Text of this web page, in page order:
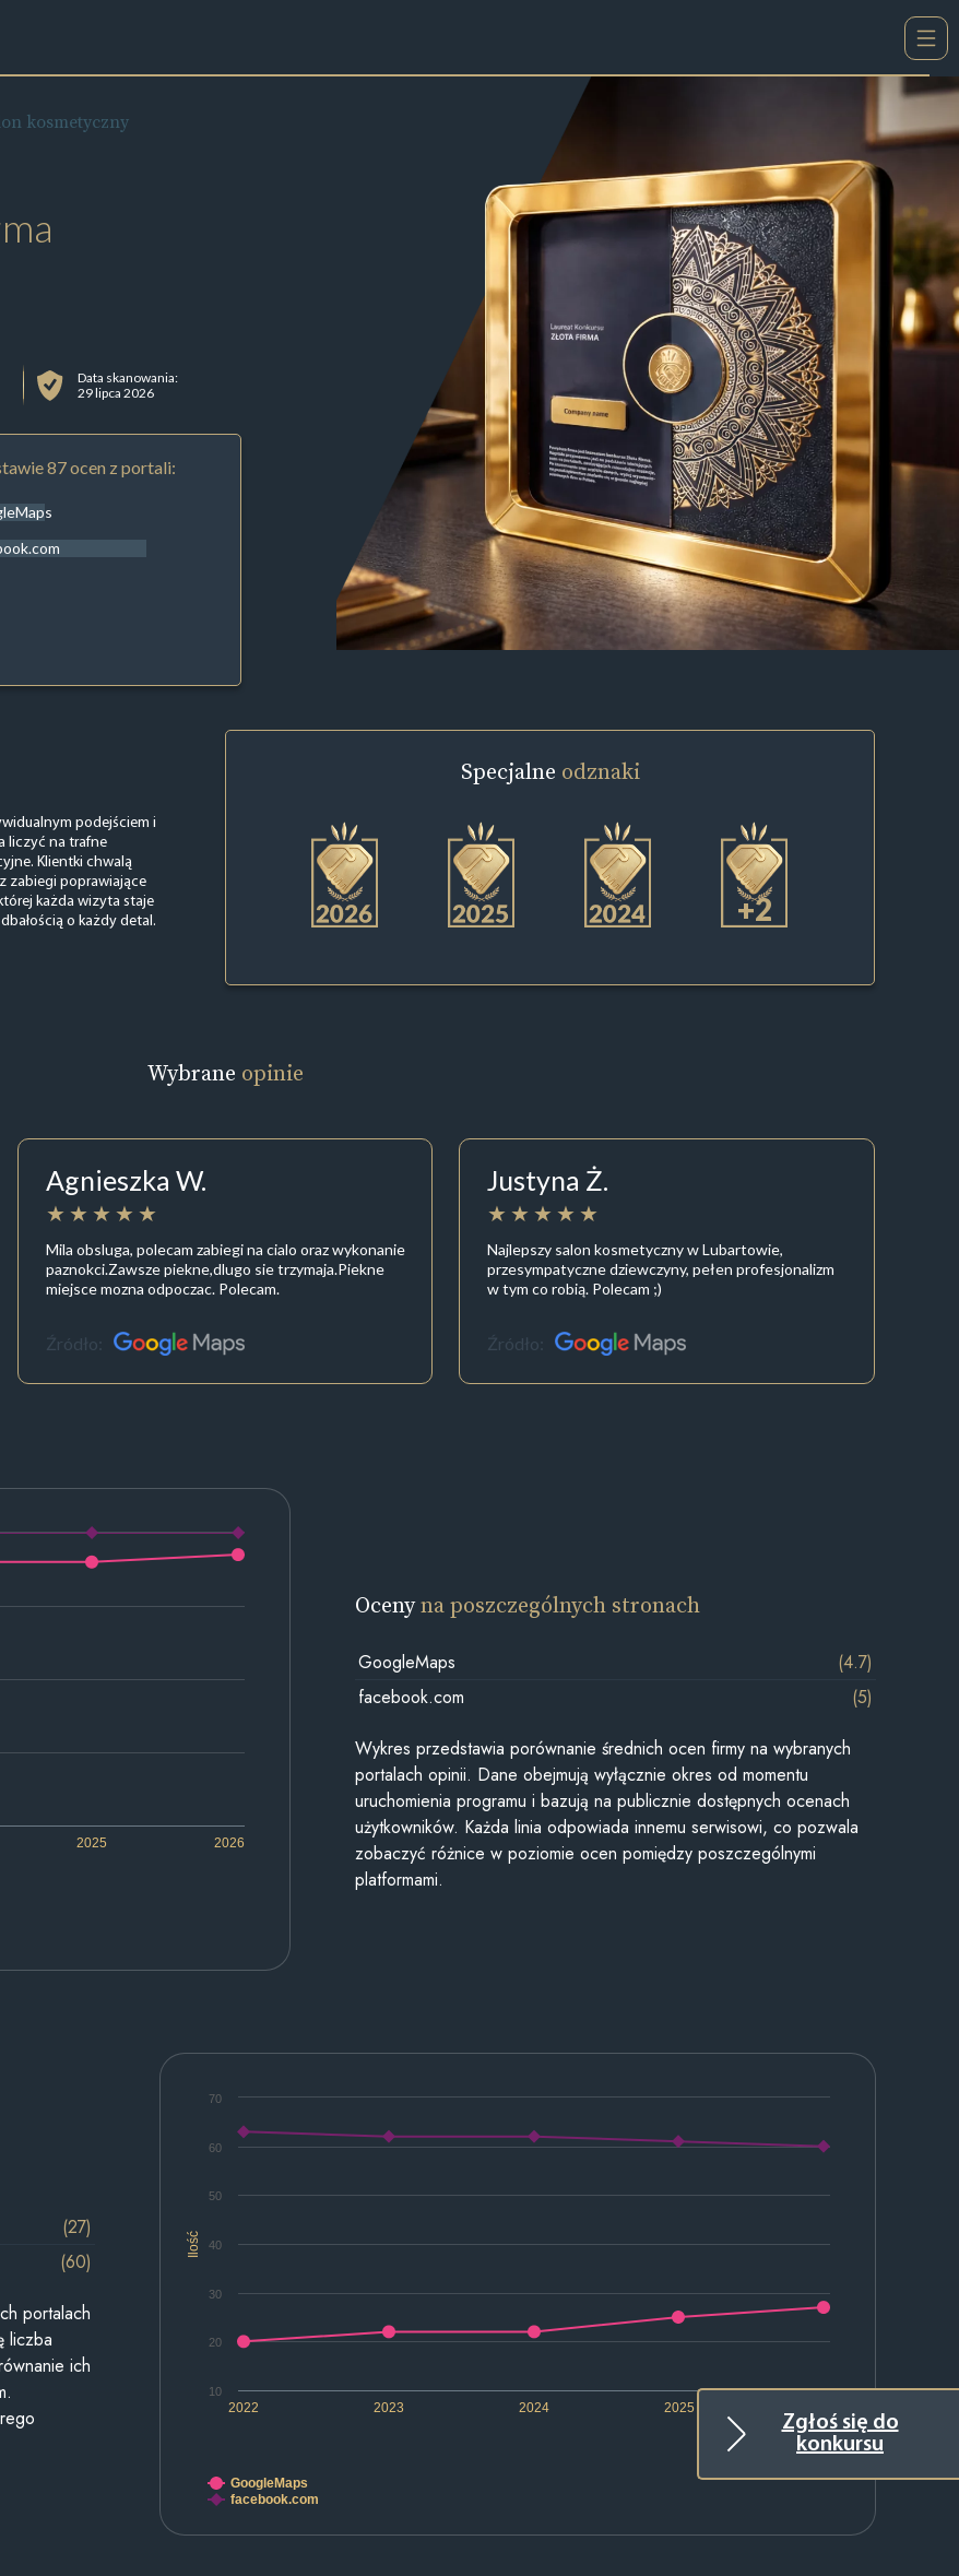
Zgłoś się do
konkursu
kosmetyczny
Data skanowania:
29 lipca 2026
87 ocen z portali:
podejściem i
liczyć na trafne
Klientki chwalą
zabiegi poprawiające
każda wizyta staje
o każdy detal.
Specjalne odznaki
+2
Wybrane opinie
Agnieszka W.
Mila obsluga, polecam zabiegi na cialo oraz wykonanie
paznokci.Zawsze piekne,dlugo sie trzymaja.Piekne
miejsce mozna odpoczac. Polecam.
Źródło:
Justyna Ż.
Najlepszy salon kosmetyczny w Lubartowie,
przesympatyczne dziewczyny, pełen profesjonalizm
w tym co robią. Polecam ;)
Źródło:
2025 2026
Ocenyna poszczególnych stronach
GoogleMaps
(4.7)
facebook.com
(5)
Wykres przedstawia porównanie średnich ocen firmy na wybranych
portalach opinii. Dane obejmują wyłącznie okres od momentu
uruchomienia programu i bazują na publicznie dostępnych ocenach
użytkowników. Każda linia odpowiada innemu serwisowi, co pozwala
zobaczyć różnice w poziomie ocen pomiędzy poszczególnymi
platformami.
Ilość
2022 2023 2024 2025
10
20
30
40
50
60
70
GoogleMaps
facebook.com
(27)
(60)
portalach
liczba
ich